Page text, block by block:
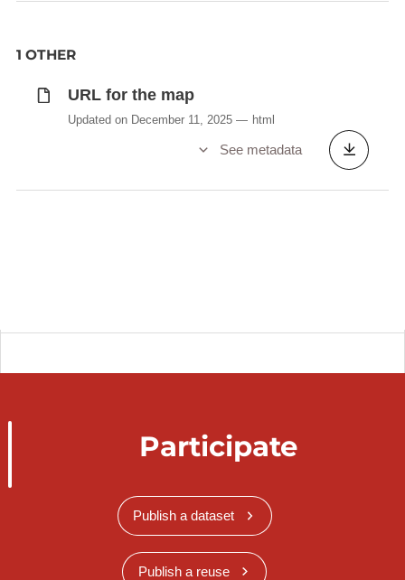
1 OTHER
URL for the map
Updated on December 11, 2025 html
See metadata
Participate
Publish a dataset
Publish a reuse